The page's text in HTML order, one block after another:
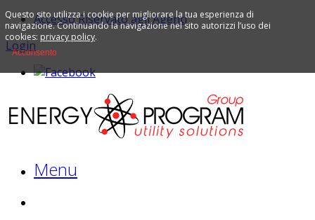
Accesso Riservato agli Agenti
Login
Menu
Questo sito utilizza i cookie per migliorare la tua esperienza di
navigazione. Continuando la navigazione nel sito autorizzi l’uso dei
cookies: privacy policy.
Acconsento